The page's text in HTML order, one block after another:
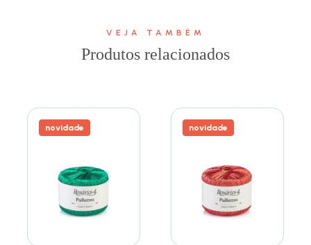
VEJA TAMBÉM
Produtos relacionados
novidade novidade